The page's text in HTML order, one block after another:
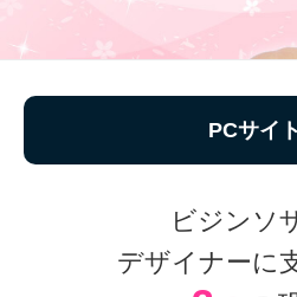
PCサイ
ビジンソ
デザイナーに